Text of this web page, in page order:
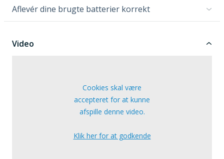
Aflevér dine brugte batterier korrekt
Video
Cookies skal være
accepteret for at kunne
afspille denne video.
Klik her for at godkende